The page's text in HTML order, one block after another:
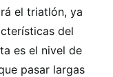
el triatlón, ya
del
es el nivel de
pasar largas